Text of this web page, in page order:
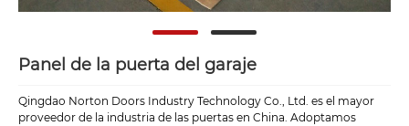
Panel de la puerta del garaje
Qingdao Norton Doors Industry Technology Co., Ltd. es el mayor
proveedor de la industria de las puertas en China. Adoptamos